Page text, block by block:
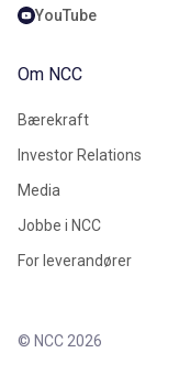
YouTube
Om NCC
Bærekraft
Investor Relations
Media
Jobbe i NCC
For leverandører
© NCC 2026